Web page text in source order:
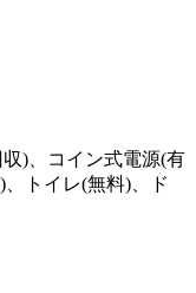
)、コイン式電源(有
トイレ(無料)、ド